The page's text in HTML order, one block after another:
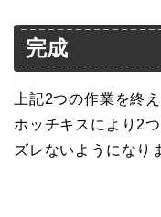
完成
上記2つの作業を終
ホッチキスにより2
ズレないようになり